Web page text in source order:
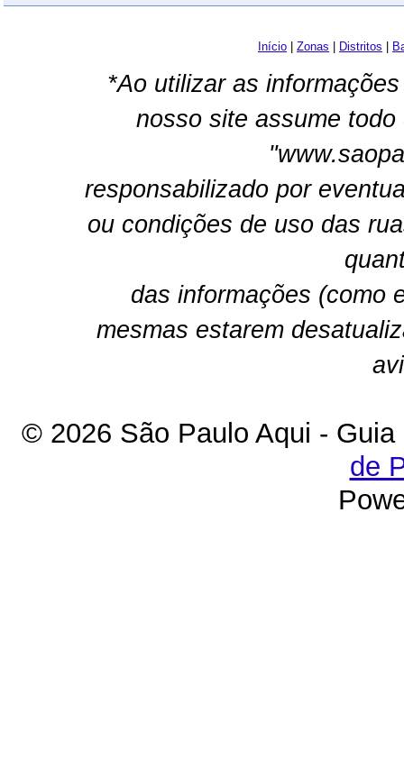
Início Zonas Distritos
*Ao utilizar as
nosso site assume
responsabilizado por
ou condições de uso das
das informações (como
mesmas estarem
© 2026 São Paulo Aqui -
de